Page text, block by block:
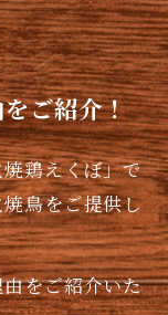
ご紹介！
鶏えくぼ」で
鳥をご提供し
をご紹介いた